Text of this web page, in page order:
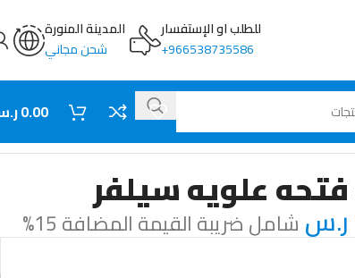
للطلب او الإستفسار
966538735586+
المدينة المنورة
شحن مجاني
0.00
ر.س شامل ضريبة القيمة المضافة 15%